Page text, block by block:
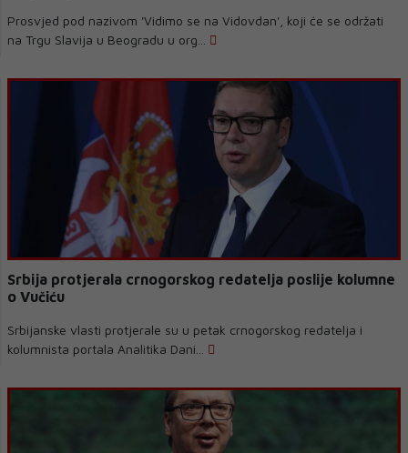
Prosvjed pod nazivom 'Vidimo se na Vidovdan', koji će se održati
na Trgu Slavija u Beogradu u org...
Srbija protjerala crnogorskog redatelja poslije kolumne
o Vučiću
Srbijanske vlasti protjerale su u petak crnogorskog redatelja i
kolumnista portala Analitika Dani...